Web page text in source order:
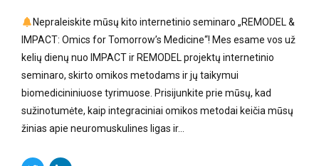
Nepraleiskite mūsų kito internetinio seminaro „REMODEL &
IMPACT: Omics for Tomorrow’s Medicine“! Mes esame vos už
kelių dienų nuo IMPACT ir REMODEL projektų internetinio
seminaro, skirto omikos metodams ir jų taikymui
biomedicininiuose tyrimuose. Prisijunkite prie mūsų, kad
sužinotumėte, kaip integraciniai omikos metodai keičia mūsų
žinias apie neuromuskulines ligas ir...